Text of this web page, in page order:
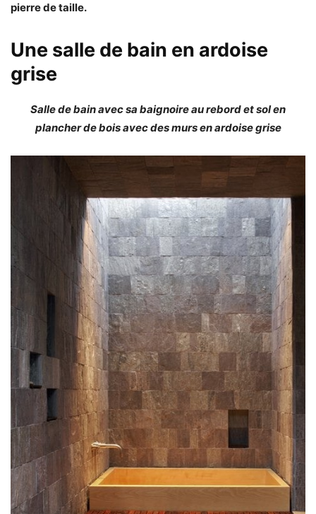
pierre de taille.
Une salle de bain en ardoise
grise
Salle de bain avec sa baignoire au rebord et sol en
plancher de bois avec des murs en ardoise grise